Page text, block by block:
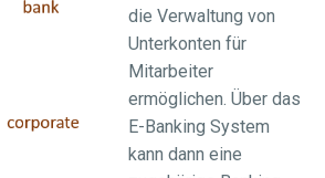
die Verwaltung von
Unterkonten für
Mitarbeiter
ermöglichen. Über das
E-Banking System
kann dann eine